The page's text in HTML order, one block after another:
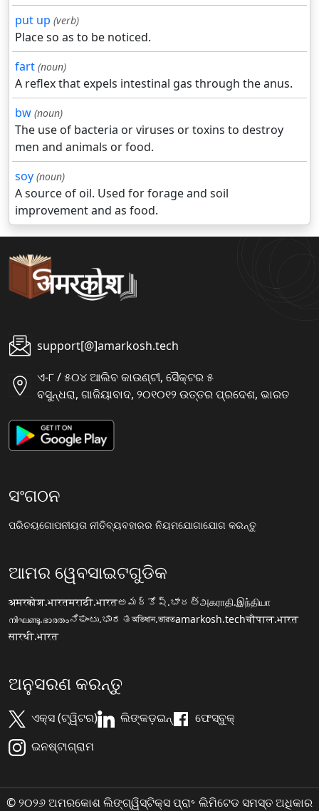
put up (verb)
Place so as to be noticed.
fart (noun)
A reflex that expels intestinal gas through the anus.
bw (noun)
The use of bacteria or viruses or toxins to destroy
men and animals or food.
soy (noun)
A source of oil. Used for forage and soil
improvement and as food.
support[@]amarkosh.tech
ଏ-୮ / ୫୦୪ ଆଲିବ କାଉଣ୍ଟୀ, ସୈକ୍ଟର ୫
ବସୁନ୍ଧରା, ଗାଜିୟାବାଦ, ୨୦୧୦୧୨ ଉତ୍ତର ପ୍ରଦେଶ, ଭାରତ
ସଂଗଠନ
ପରିଚୟଗୋପନୀୟତା ନୀତିବ୍ୟବହାରର ନିୟମଯୋଗାଯୋଗ କରନ୍ତୁ
ଆମର ୱେବସାଇଟଗୁଡିକ
अमरकोश.भारतमराठी.भारतఅమర్కోష్.భారత్அகராதி.இந்தியா
നിഘണ്ടു.ഭാരതംನಿಘಂಟು.ಭಾರತঅভিধান.ভারতamarkosh.techचौपाल.भारत
सारथी.भारत
ଅନୁସରଣ କରନ୍ତୁ
ଏକ୍ସ (ଟ୍ୱିଟର) ଲିଙ୍କଡ଼ଇନ୍
ଫେସ୍ବୁକ୍
ଇନଷ୍ଟାଗ୍ରାମ
© ୨୦୨୬ ଅମରକୋଶ ଲିଙ୍ଗ୍ୱିସ୍ଟିକ୍ସ ପ୍ରା॰ ଲିମିଟେଡ ସମସ୍ତ ଅଧିକାର